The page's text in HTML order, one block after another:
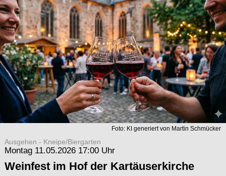
Foto: KI generiert von Martin Schmücker
Ausgehen - Kneipe/Biergarten
Montag 11.05.2026 17:00 Uhr
Weinfest im Hof der Kartäuserkirche